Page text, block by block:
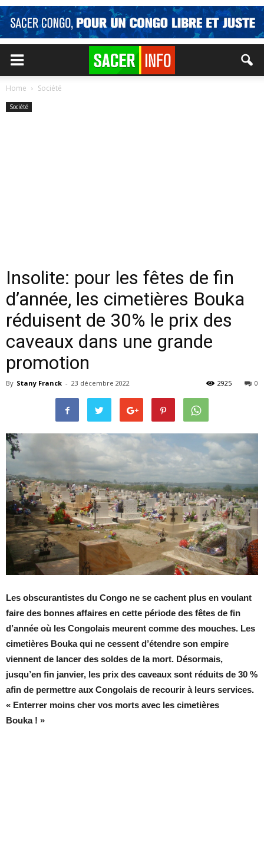
Home Société
Société
Insolite: pour les fêtes de fin
d’année, les cimetières Bouka
réduisent de 30% le prix des
caveaux dans une grande
promotion
By Stany Franck - 23 décembre 2022 0
2925
Les obscurantistes du Congo ne se cachent plus en voulant
faire des bonnes affaires en cette période des fêtes de fin
d’année où les Congolais meurent comme des mouches. Les
cimetières Bouka qui ne cessent d’étendre son empire
viennent de lancer des soldes de la mort. Désormais,
jusqu’en fin janvier, les prix des caveaux sont réduits de 30 %
afin de permettre aux Congolais de recourir à leurs services.
« Enterrer moins cher vos morts avec les cimetières
Bouka ! »